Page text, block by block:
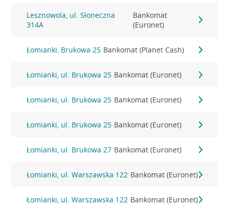
Lesznowola, ul. Słoneczna
314A
Bankomat
(Euronet)
Łomianki, Brukowa 25 Bankomat (Planet Cash)
Łomianki, ul. Brukowa 25 Bankomat (Euronet)
Łomianki, ul. Brukowa 25 Bankomat (Euronet)
Łomianki, ul. Brukowa 25 Bankomat (Euronet)
Łomianki, ul. Brukowa 27 Bankomat (Euronet)
Łomianki, ul. Warszawska 122 Bankomat (Euronet)
Łomianki, ul. Warszawska 122 Bankomat (Euronet)